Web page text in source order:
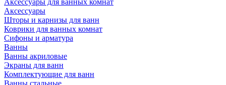
Аксессуары для ванных комнат
Аксессуары
Шторы и карнизы для ванн
Коврики для ванных комнат
Сифоны и арматура
Ванны
Ванны акриловые
Экраны для ванн
Комплектующие для ванн
Ванны стальные